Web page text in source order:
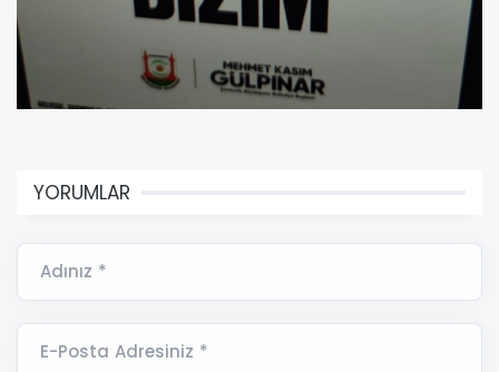
YORUMLAR
Adınız *
E-Posta Adresiniz *